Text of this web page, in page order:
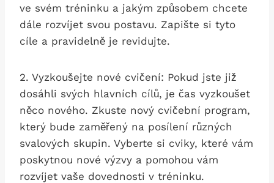
ve svém tréninku a jakým ​způsobem chcete
dále‍ rozvíjet ‌svou postavu. Zapište⁣ si tyto
cíle a‌ pravidelně je revidujte.​
2. Vyzkoušejte nové cvičení: Pokud jste již
dosáhli svých hlavních cílů, je čas vyzkoušet
něco nového. Zkuste nový ‌cvičební⁢ program,
který bude ​zaměřený na posílení různých
svalových skupin. Vyberte si cviky, které vám
poskytnou nové výzvy a pomohou ‍vám
rozvíjet vaše dovednosti v ⁤tréninku.